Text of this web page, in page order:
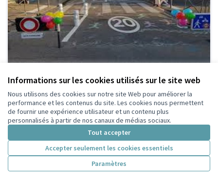
Informations sur les cookies utilisés sur le site web
Nous utilisons des cookies sur notre site Web pour améliorer la
performance et les contenus du site. Les cookies nous permettent
de fournir une expérience utilisateur et un contenu plus
personnalisés à partir de nos canaux de médias sociaux.
Tout accepter
Accepter seulement les cookies essentiels
Paramètres
Aménageons et
réinvestissons l'impasse
Montgolfier
Retenue en
présélection
citoyenne
Thomas 11 0